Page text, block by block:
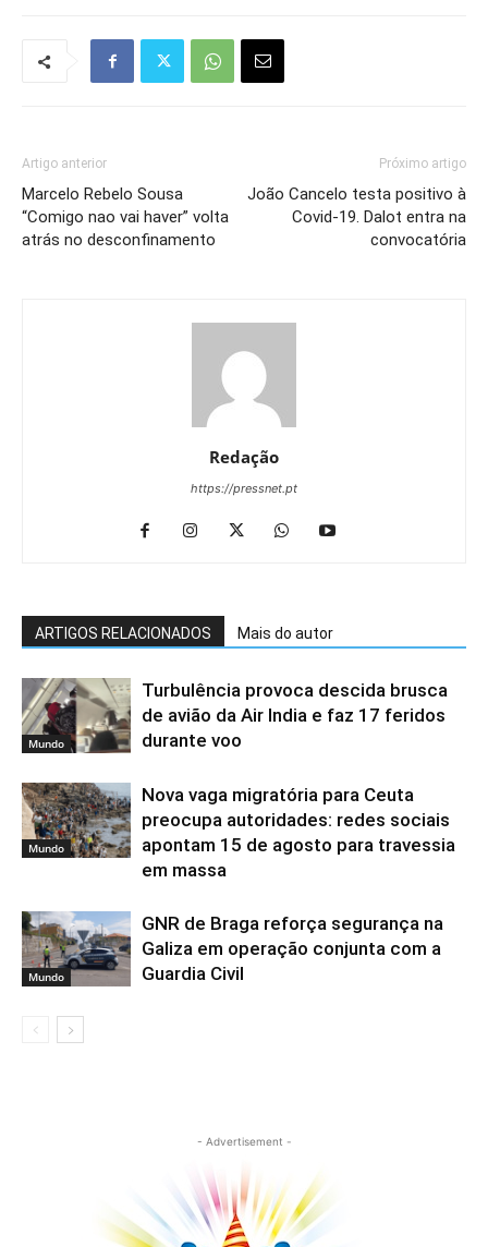
Artigo anterior
Marcelo Rebelo Sousa
“Comigo nao vai haver” volta
atrás no desconfinamento
Próximo artigo
João Cancelo testa positivo à
Covid-19. Dalot entra na
convocatória
Redação
https://pressnet.pt
ARTIGOS RELACIONADOS Mais do autor
Mundo
Turbulência provoca descida brusca
de avião da Air India e faz 17 feridos
durante voo
Mundo
Nova vaga migratória para Ceuta
preocupa autoridades: redes sociais
apontam 15 de agosto para travessia
em massa
Mundo
GNR de Braga reforça segurança na
Galiza em operação conjunta com a
Guardia Civil
- Advertisement -